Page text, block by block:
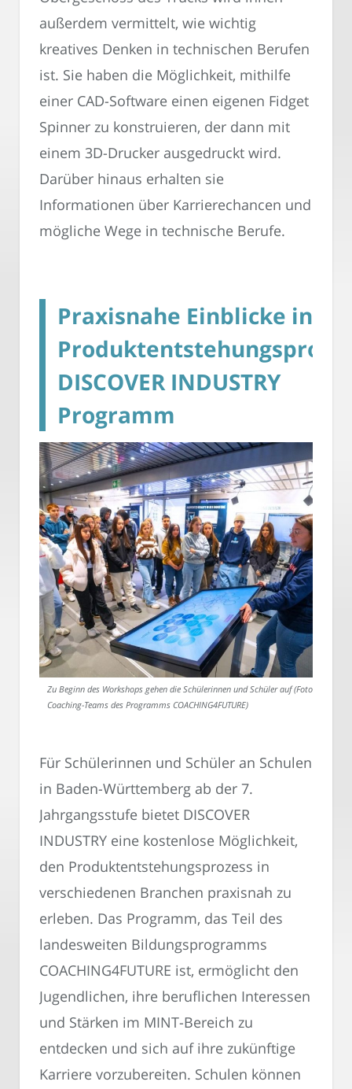
außerdem vermittelt, wie wichtig
kreatives Denken in technischen Berufen
ist. Sie haben die Möglichkeit, mithilfe
einer CAD-Software einen eigenen Fidget
Spinner zu konstruieren, der dann mit
einem 3D-Drucker ausgedruckt wird.
Darüber hinaus erhalten sie
Informationen über Karrierechancen und
mögliche Wege in technische Berufe.
Praxisnahe Einblicke in
DISCOVER INDUSTRY
Programm
Zu Beginn des Workshops gehen die Schülerinnen und Schüler auf (Foto:
Coaching-Teams des Programms COACHING4FUTURE)
Für Schülerinnen und Schüler an Schulen
in Baden-Württemberg ab der 7.
Jahrgangsstufe bietet DISCOVER
INDUSTRY eine kostenlose Möglichkeit,
den Produktentstehungsprozess in
verschiedenen Branchen praxisnah zu
erleben. Das Programm, das Teil des
landesweiten Bildungsprogramms
COACHING4FUTURE ist, ermöglicht den
Jugendlichen, ihre beruflichen Interessen
und Stärken im MINT-Bereich zu
entdecken und sich auf ihre zukünftige
Karriere vorzubereiten. Schulen können